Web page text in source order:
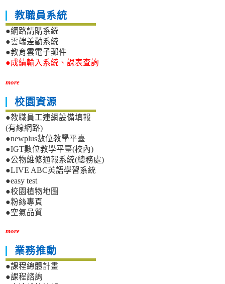
教職員系統
●網路請購系統
●雲端差勤系統
●教育雲電子郵件
●成績輸入系統、課表查詢
more
校園資源
●教職員工連網設備填報
(有線網路)
●newplus數位教學平臺
●IGT數位教學平臺(校內)
●公物維修通報系統(總務處)
●LIVE ABC英語學習系統
●easy test
●校園植物地圖
●粉絲專頁
●空氣品質
more
業務推動
●課程總體計畫
●課程諮詢